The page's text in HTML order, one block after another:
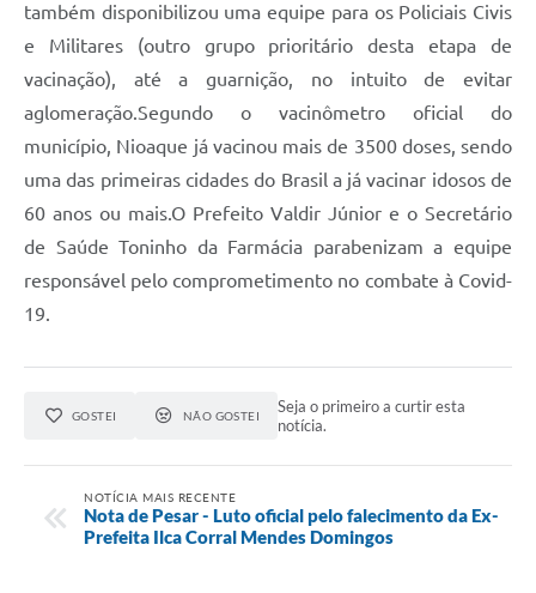
também disponibilizou uma equipe para os Policiais Civis
e Militares (outro grupo prioritário desta etapa de
vacinação), até a guarnição, no intuito de evitar
aglomeração.Segundo o vacinômetro oficial do
município, Nioaque já vacinou mais de 3500 doses, sendo
uma das primeiras cidades do Brasil a já vacinar idosos de
60 anos ou mais.O Prefeito Valdir Júnior e o Secretário
de Saúde Toninho da Farmácia parabenizam a equipe
responsável pelo comprometimento no combate à Covid-
19.
GOSTEI NÃO GOSTEI
Seja o primeiro a curtir esta
notícia.
NOTÍCIA MAIS RECENTE
Nota de Pesar - Luto oficial pelo falecimento da Ex-
Prefeita Ilca Corral Mendes Domingos